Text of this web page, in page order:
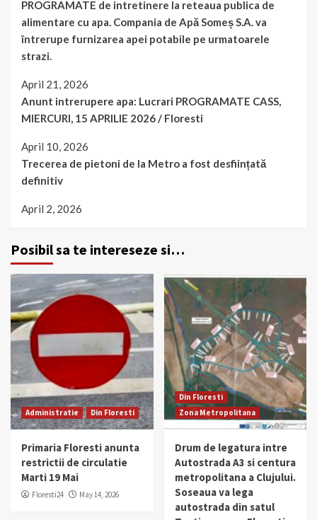
PROGRAMATE de intretinere la reteaua publica de
alimentare cu apa. Compania de Apă Someș S.A. va
întrerupe furnizarea apei potabile pe urmatoarele
strazi.
April 21, 2026
Anunt intrerupere apa: Lucrari PROGRAMATE CASS,
MIERCURI, 15 APRILIE 2026 / Floresti
April 10, 2026
Trecerea de pietoni de la Metro a fost desființată
definitiv
April 2, 2026
Posibil sa te intereseze si…
Administratie Din Floresti
Primaria Floresti anunta
restrictii de circulatie
Marti 19 Mai
Floresti24 May 14, 2026
Din Floresti
Zona Metropolitana
Drum de legatura intre
Autostrada A3 si centura
metropolitana a Clujului.
Soseaua va lega
autostrada din satul